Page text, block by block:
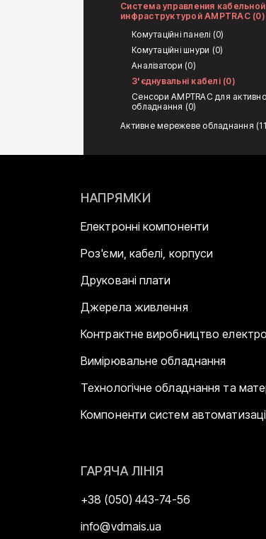
Система управления кабельной
инфраструктурой AMPTRAC (0)
Комутаційні панелі (0)
Комутаційні шнури (0)
Аналізатори (0)
З'єднувальні кабелі (0)
Сенсори AMPTRAC для
обладнання (0)
Активне мережеве обладнання
НАПРЯМКИ
Електронні компоненти
Роз'єми, кабелі, корпуси
Друковані плати
Джерела живлення
Контрактне виробництво
Вимірювальне обладнання
Технологічне обладнання та
Компоненти систем
ГАРЯЧА ЛІНІЯ
+38 (050) 443-74-56
info@vdmais.ua